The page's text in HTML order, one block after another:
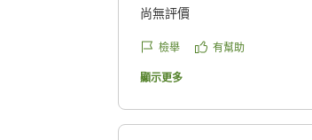
尚無評價
檢舉 有幫助
顯示更多